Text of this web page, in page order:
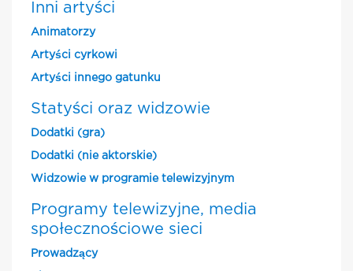
Inni artyści
Animatorzy
Artyści cyrkowi
Artyści innego gatunku
Statyści oraz widzowie
Dodatki (gra)
Dodatki (nie aktorskie)
Widzowie w programie telewizyjnym
Programy telewizyjne, media
społecznościowe sieci
Prowadzący